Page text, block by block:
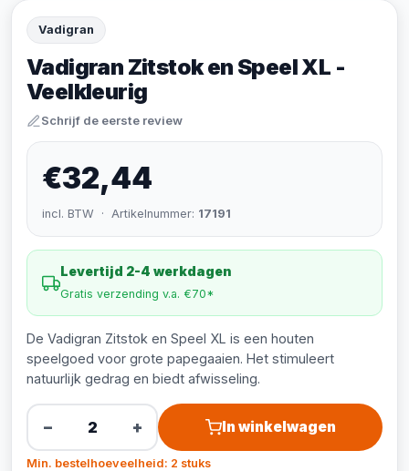
Vadigran
Vadigran Zitstok en Speel XL -
Veelkleurig
Schrijf de eerste review
€32,44
incl. BTW · Artikelnummer: 17191
Levertijd 2-4 werkdagen
Gratis verzending v.a. €70*
De Vadigran Zitstok en Speel XL is een houten
speelgoed voor grote papegaaien. Het stimuleert
natuurlijk gedrag en biedt afwisseling.
− + In winkelwagen
Min. bestelhoeveelheid: 2 stuks